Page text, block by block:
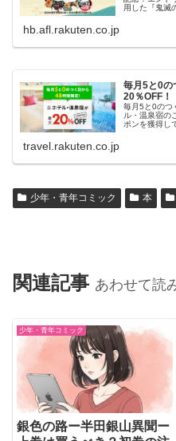
用した『鬼滅
hb.afl.rakuten.co.jp
毎月5と0の
20％OFF！
毎月5と0のつ
ル・温泉宿の
ポンを獲得し
travel.rakuten.co.jp
少年・青年コミック 本
関連記事 あわせて読
少年・青年コミック
銀色の路ー半田銀山異聞ー